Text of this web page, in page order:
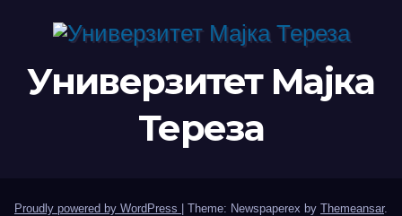
Универзитет Мајка
Тереза
Proudly powered by WordPress | Theme: Newspaperex by Themeansar.